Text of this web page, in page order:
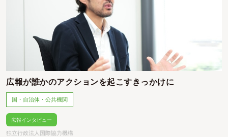
広報が誰かのアクションを起こすきっかけに
国・自治体・公共機関
広報インタビュー
独立行政法人国際協力機構